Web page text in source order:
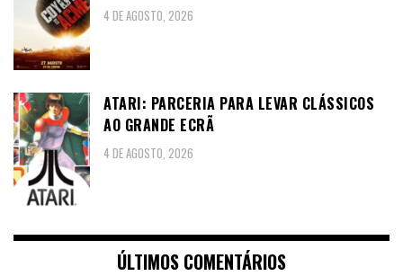
4 DE AGOSTO, 2026
ATARI: PARCERIA PARA LEVAR CLÁSSICOS
AO GRANDE ECRÃ
4 DE AGOSTO, 2026
ÚLTIMOS COMENTÁRIOS